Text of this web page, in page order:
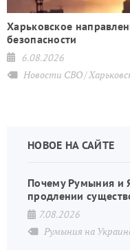
Харьковское
безопасности
6.08.2026
Новости СВО
НОВОЕ НА САЙТЕ
Почему Румыния и
продлении
7.08.2026
Румыния на